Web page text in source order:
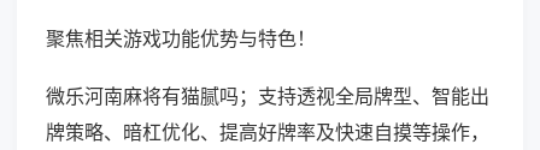
聚焦相关游戏功能优势与特色！
微乐河南麻将有猫腻吗；支持透视全局牌型、智能出
牌策略、暗杠优化、提高好牌率及快速自摸等操作，